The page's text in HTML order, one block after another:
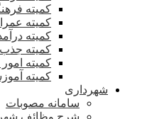
کمیته
کمیته
کمیته
کمیته جذب
کمیته
کمیته
شهرداری
سامانه مصوبات
شرح وظائف